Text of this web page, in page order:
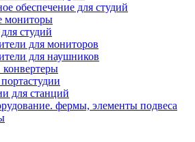
обеспечение для студий
мониторы
студий
для мониторов
для наушников
для станций
фермы, элементы подвеса